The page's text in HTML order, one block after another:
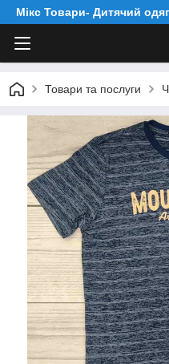
Мікс Товари- Дитячий
Товари та послуги